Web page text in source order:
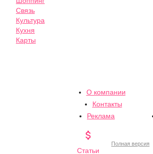
Связь
Культура
Кухня
Карты
О компании
Контакты
Реклама

Статьи
Полная версия